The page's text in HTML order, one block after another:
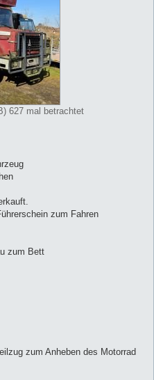
627 mal betrachtet
zum Fahren
zum Bett
zum Anheben des Motorrad